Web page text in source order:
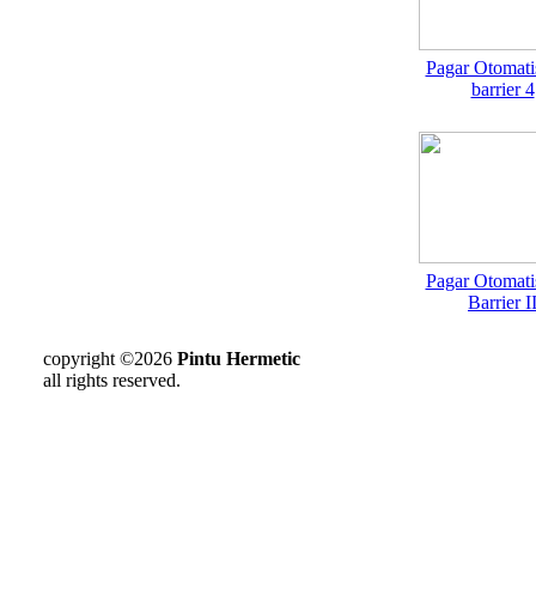
Pagar
barrier 4
Pagar
Barrier II
copyright ©2026 Pintu Hermetic
all rights reserved.